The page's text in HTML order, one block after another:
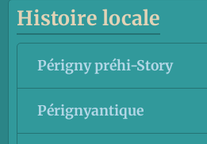
Histoire locale
Périgny préhi-Story
Pérignyantique